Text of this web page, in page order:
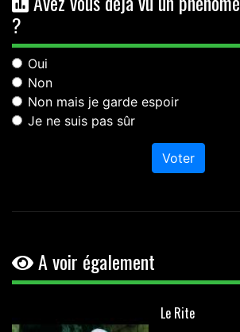
?
Oui
Non
Non mais je garde espoir
Je ne suis pas sûr
Voter
A voir également
Le Rite